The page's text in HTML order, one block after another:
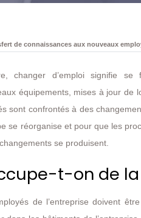
de connaissances aux nouveaux
changer d’emploi signifie
équipements, mises à jour de
sont confrontés à des
se réorganise et pour que les
se produisent.
t-on de
de l’entreprise doivent